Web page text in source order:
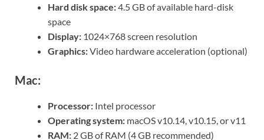
Hard disk space:4.5 GB of available hard-disk
space
Display: 1024×768 screen resolution
Graphics:Video hardware acceleration (optional)
Mac:
Processor: Intel processor
Operating system: macOS v10.14, v10.15, or v11
RAM: 2 GB of RAM (4 GB recommended)